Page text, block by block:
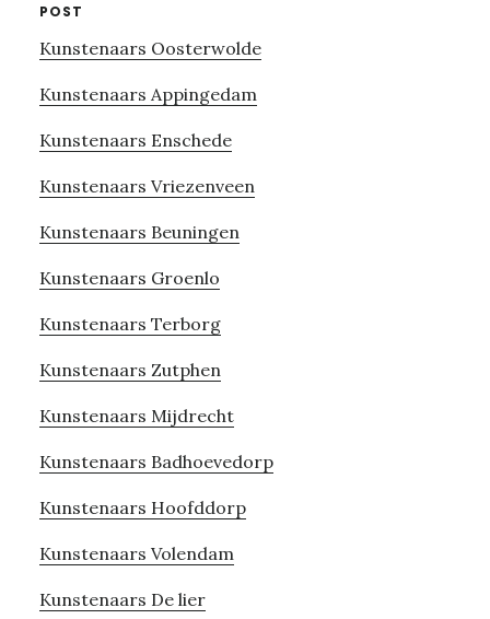
POST
Kunstenaars Oosterwolde
Kunstenaars Appingedam
Kunstenaars Enschede
Kunstenaars Vriezenveen
Kunstenaars Beuningen
Kunstenaars Groenlo
Kunstenaars Terborg
Kunstenaars Zutphen
Kunstenaars Mijdrecht
Kunstenaars Badhoevedorp
Kunstenaars Hoofddorp
Kunstenaars Volendam
Kunstenaars De lier